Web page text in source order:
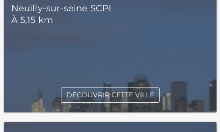
Neuilly-sur-seine SCPI
À 5,15 km
DÉCOUVRIR CETTE VILLE